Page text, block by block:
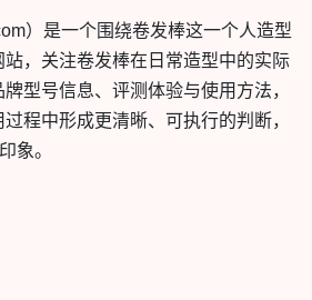
）是一个围绕卷发棒这一个人造型
，关注卷发棒在日常造型中的实际
型号信息、评测体验与使用方法，
程中形成更清晰、可执行的判断，
象。